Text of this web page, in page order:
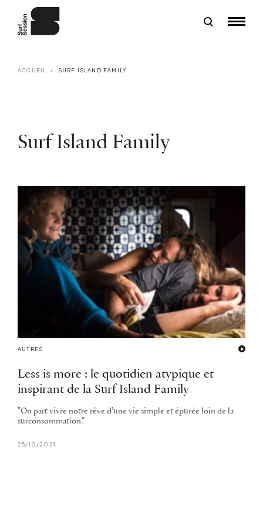
ACCUEIL SURF ISLAND FAMILY
Surf Island Family
AUTRES
Less is more : le quotidien atypique et
inspirant de la Surf Island Family
"On part vivre notre rêve d'une vie simple et épurée loin de la
surconsommation."
25/10/2021